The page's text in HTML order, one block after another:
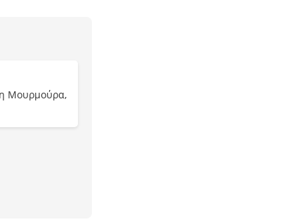
Μουρμούρα,